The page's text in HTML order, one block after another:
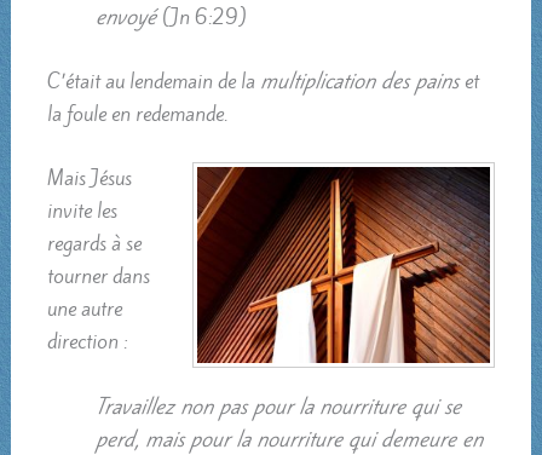
envoyé(Jn 6:29)
C’était au lendemain de la multiplication des painset
la foule en redemande.
Mais Jésus
invite les
regards à se
tourner dans
une autre
direction :
Travaillez non pas pour la nourriture qui se
perd, mais pour la nourriture qui demeure en